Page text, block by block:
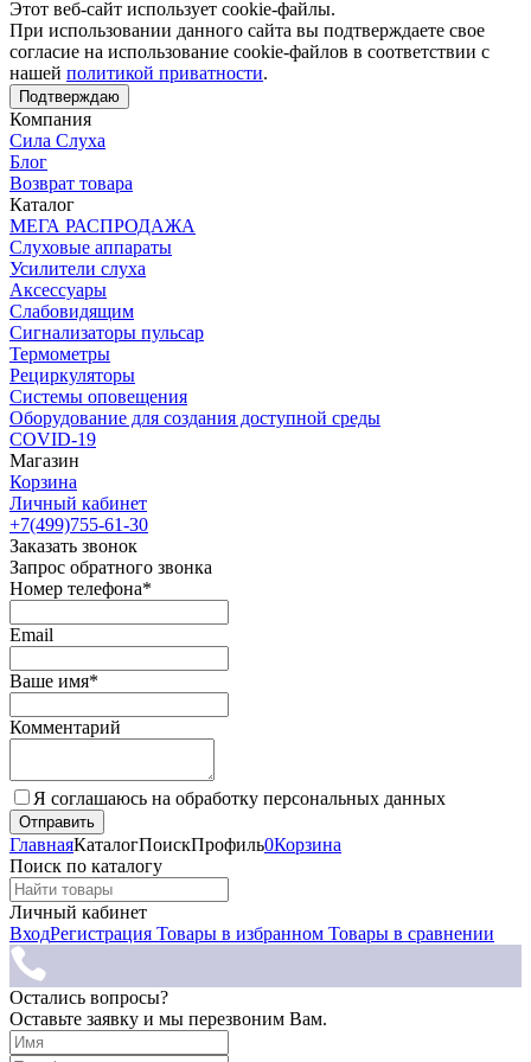
Этот веб-сайт использует cookie-файлы.
При использовании данного сайта вы подтверждаете свое
согласие на использование cookie-файлов в соответствии с
нашей политикой приватности.
Подтверждаю
Компания
Сила Слуха
Блог
Возврат товара
Каталог
МЕГА РАСПРОДАЖА
Слуховые аппараты
Усилители слуха
Аксессуары
Слабовидящим
Сигнализаторы пульсар
Термометры
Рециркуляторы
Cистемы оповещения
Оборудование для создания доступной среды
COVID-19
Магазин
Корзина
Личный кабинет
+7(499)755-61-30
Заказать звонок
Запрос обратного звонка
Номер телефона*
Email
Ваше имя*
Комментарий
Я соглашаюсь на обработку персональных данных
ГлавнаяКаталогПоискПрофиль0Корзина
Поиск по каталогу
Личный кабинет
ВходРегистрация Товары в избранном Товары в сравнении
Остались вопросы?
Оставьте заявку и мы перезвоним Вам.